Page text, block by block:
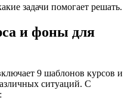
задачи помогает решать.
и фоны для
9 шаблонов курсов и
ситуаций. С